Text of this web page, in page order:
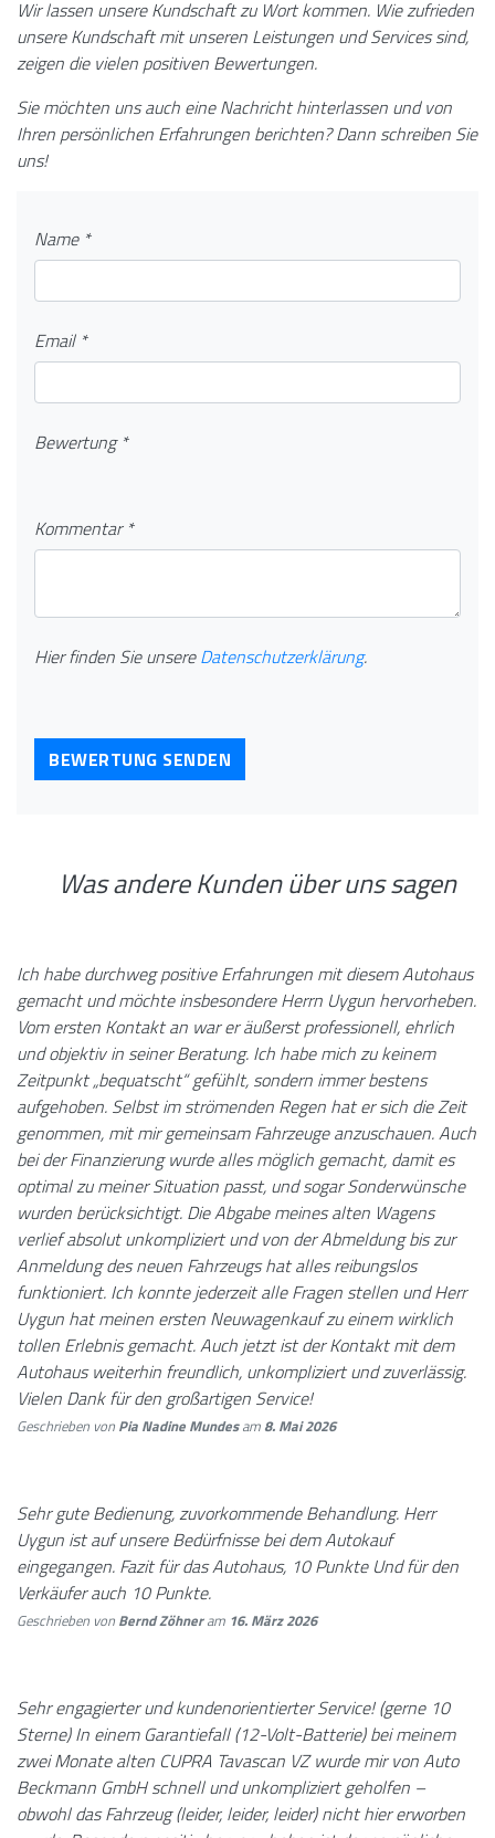
Wir lassen unsere Kundschaft zu Wort kommen. Wie zufrieden
unsere Kundschaft mit unseren Leistungen und Services sind,
zeigen die vielen positiven Bewertungen.
Sie möchten uns auch eine Nachricht hinterlassen und von
Ihren persönlichen Erfahrungen berichten? Dann schreiben Sie
uns!
Name *
Email *
Bewertung *
Kommentar *
Hier finden Sie unsereDatenschutzerklärung.
BEWERTUNG SENDEN
Was andere Kunden über uns sagen
Ich habe durchweg positive Erfahrungen mit diesem Autohaus
gemacht und möchte insbesondere Herrn Uygun hervorheben.
Vom ersten Kontakt an war er äußerst professionell, ehrlich
und objektiv in seiner Beratung. Ich habe mich zu keinem
Zeitpunkt „bequatscht“ gefühlt, sondern immer bestens
aufgehoben. Selbst im strömenden Regen hat er sich die Zeit
genommen, mit mir gemeinsam Fahrzeuge anzuschauen. Auch
bei der Finanzierung wurde alles möglich gemacht, damit es
optimal zu meiner Situation passt, und sogar Sonderwünsche
wurden berücksichtigt. Die Abgabe meines alten Wagens
verlief absolut unkompliziert und von der Abmeldung bis zur
Anmeldung des neuen Fahrzeugs hat alles reibungslos
funktioniert. Ich konnte jederzeit alle Fragen stellen und Herr
Uygun hat meinen ersten Neuwagenkauf zu einem wirklich
tollen Erlebnis gemacht. Auch jetzt ist der Kontakt mit dem
Autohaus weiterhin freundlich, unkompliziert und zuverlässig.
Vielen Dank für den großartigen Service!
Geschrieben von Pia Nadine Mundesam 8. Mai 2026
Sehr gute Bedienung, zuvorkommende Behandlung. Herr
Uygun ist auf unsere Bedürfnisse bei dem Autokauf
eingegangen. Fazit für das Autohaus, 10 Punkte Und für den
Verkäufer auch 10 Punkte.
Geschrieben von Bernd Zöhneram 16. März 2026
Sehr engagierter und kundenorientierter Service! (gerne 10
Sterne) In einem Garantiefall (12-Volt-Batterie) bei meinem
zwei Monate alten CUPRA Tavascan VZ wurde mir von Auto
Beckmann GmbH schnell und unkompliziert geholfen –
obwohl das Fahrzeug (leider, leider, leider) nicht hier erworben